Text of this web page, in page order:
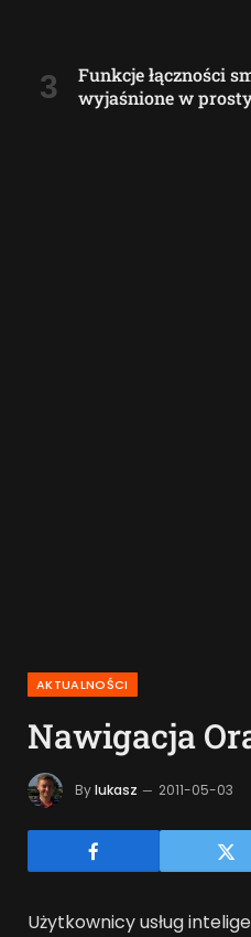
Funkcje łączności
wyjaśnione w
AKTUALNOŚCI
Nawigacja
Bylukasz 2011-05-03
Użytkownicy usług